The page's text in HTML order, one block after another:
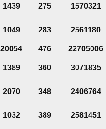
1439 275 1570321
1049 283 2561180
20054 476
22705006
1389 360 3071835
2070 348 2406764
1032 389 2581451